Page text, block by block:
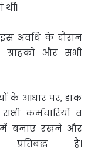
इस अवधि के दौरान
और सभी
के आधार पर, डाक
कर्मचारियों व
में बनाए रखने और
है।